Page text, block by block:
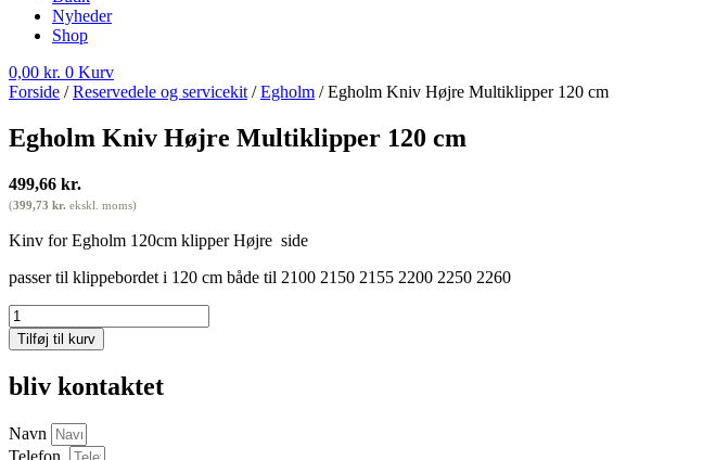
Nyheder
Shop
0,00 kr. 0 Kurv
Forside /Reservedele og servicekit /Egholm / Egholm Kniv Højre Multiklipper 120 cm
Egholm Kniv Højre Multiklipper 120 cm
499,66 kr.
(399,73 kr. ekskl. moms)
Kinv for Egholm 120cm klipper Højre side
passer til klippebordet i 120 cm både til 2100 2150 2155 2200 2250 2260
Egholm
Kniv
Højre
120
antal
Tilføj til kurv
bliv kontaktet
Navn
Telefon.